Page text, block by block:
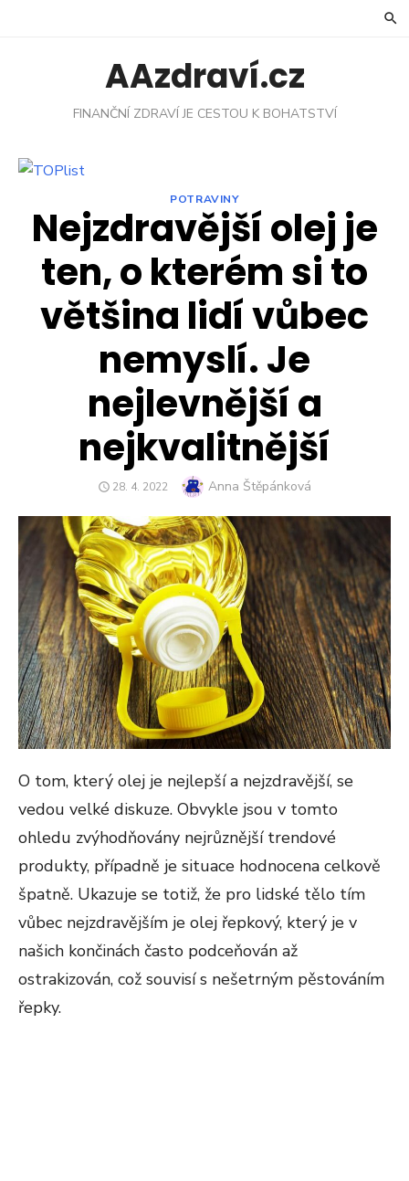
AAzdraví.cz
FINANČNÍ ZDRAVÍ JE CESTOU K BOHATSTVÍ
POTRAVINY
Nejzdravější olej je
ten, o kterém si to
většina lidí vůbec
nemyslí. Je
nejlevnější a
nejkvalitnější
POSTED
28. 4. 2022 Author
Anna Štěpánková
O tom, který olej je nejlepší a nejzdravější, se
vedou velké diskuze. Obvykle jsou v tomto
ohledu zvýhodňovány nejrůznější trendové
produkty, případně je situace hodnocena celkově
špatně. Ukazuje se totiž, že pro lidské tělo tím
vůbec nejzdravějším je olej řepkový, který je v
našich končinách často podceňován až
ostrakizován, což souvisí s nešetrným pěstováním
řepky.